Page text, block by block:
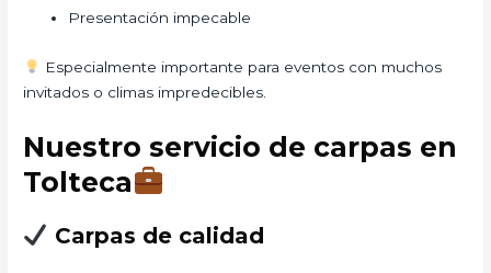
Presentación impecable
Especialmente importante para eventos con muchos
invitados o climas impredecibles.
Nuestro servicio de carpas en
Tolteca
Carpas de calidad